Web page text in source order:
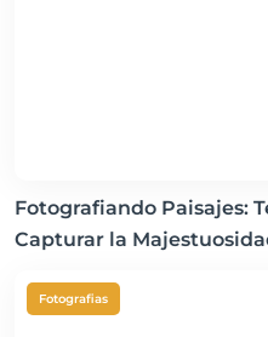
Fotografiando Paisajes:
Capturar la
Fotografias